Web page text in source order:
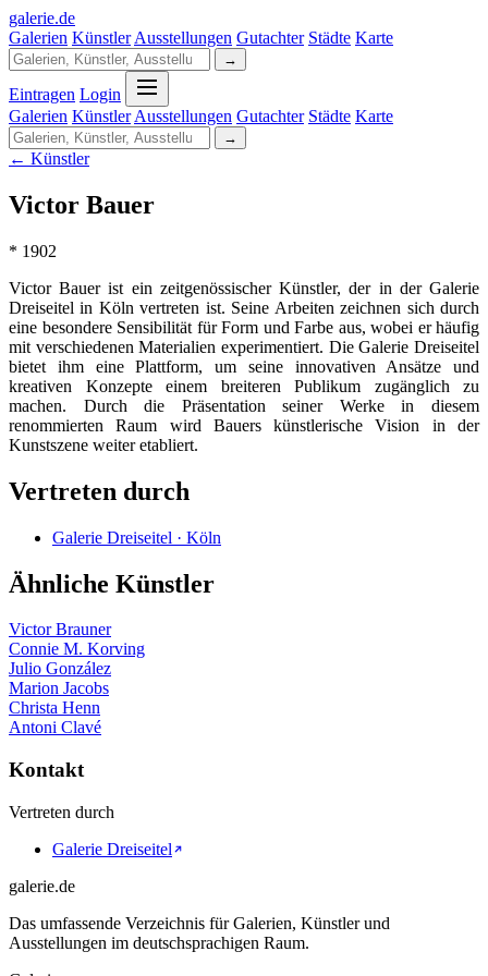
galerie.de
Galerien Künstler Ausstellungen Gutachter Städte Karte
→
Eintragen Login
Galerien Künstler Ausstellungen Gutachter Städte Karte
→
← Künstler
Victor Bauer
* 1902
Victor Bauer ist ein zeitgenössischer Künstler, der in der Galerie
Dreiseitel in Köln vertreten ist. Seine Arbeiten zeichnen sich durch
eine besondere Sensibilität für Form und Farbe aus, wobei er häufig
mit verschiedenen Materialien experimentiert. Die Galerie Dreiseitel
bietet ihm eine Plattform, um seine innovativen Ansätze und
kreativen Konzepte einem breiteren Publikum zugänglich zu
machen. Durch die Präsentation seiner Werke in diesem
renommierten Raum wird Bauers künstlerische Vision in der
Kunstszene weiter etabliert.
Vertreten durch
Galerie Dreiseitel · Köln
Ähnliche Künstler
Victor Brauner
Connie M. Korving
Julio González
Marion Jacobs
Christa Henn
Antoni Clavé
Kontakt
Vertreten durch
Galerie Dreiseitel
galerie.de
Das umfassende Verzeichnis für Galerien, Künstler und
Ausstellungen im deutschsprachigen Raum.